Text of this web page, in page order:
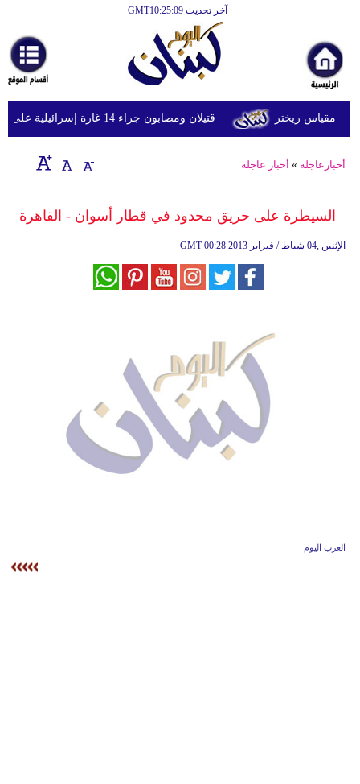
آخر تحديث GMT10:25:09
أخبارعاجلة
رياضة
ثقافة
إقتصاد
وموسيقى
قتيلان ومصابون جراء 14 غارة إسرائيلية على شرق وجنوب لبنان
أخبارعاجلة » أخبار عاجلة
السيطرة على حريق محدود في قطار أسوان - القاهرة
GMT 00:28 2013 الإثنين ,04 شباط / فبراير
العرب اليوم